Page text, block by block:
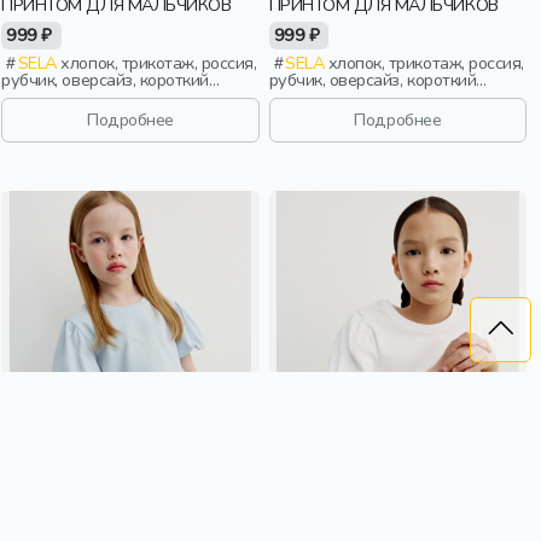
999 ₽
SELAхлопок, трикотаж, россия,
рубчик, оверсайз, короткий
рукав, короткие, школа,
свободные, принт, вырез,
круглый вырез, мальчики, дети
Подробнее
999 ₽
SELAхлопок, трикотаж, россия,
рубчик, оверсайз, короткий
рукав, короткие, школа,
свободные, принт, вырез,
круглый вырез, мальчики, дети
Подробнее